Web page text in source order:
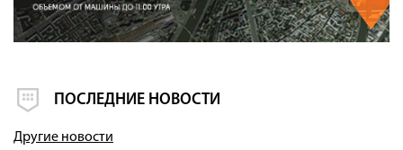
ПОСЛЕДНИЕ НОВОСТИ
Другие новости